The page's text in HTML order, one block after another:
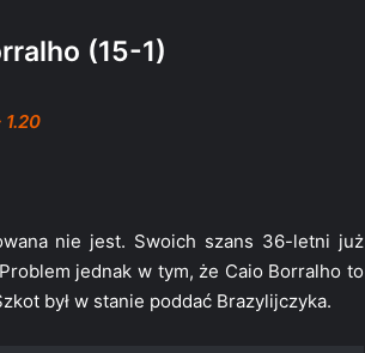
(15-1)
nie jest. Swoich szans 36-letni już
jednak w tym, że Caio Borralho to
był w stanie poddać Brazylijczyka.